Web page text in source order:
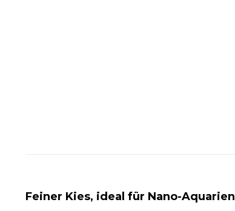
Feiner Kies, ideal für Nano-Aquarien